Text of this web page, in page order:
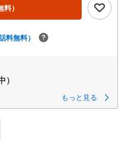
料）
料無料）
もっと見る